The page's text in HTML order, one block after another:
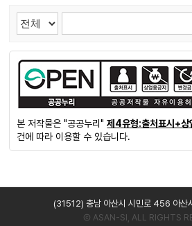
본 저작물은 "공공누리"제4유형:출처표시+상
건에 따라 이용할 수 있습니다.
(31512) 충남 아산시 시민로 456 아
Ⓒ ASAN-SI, ALL RIGHTS